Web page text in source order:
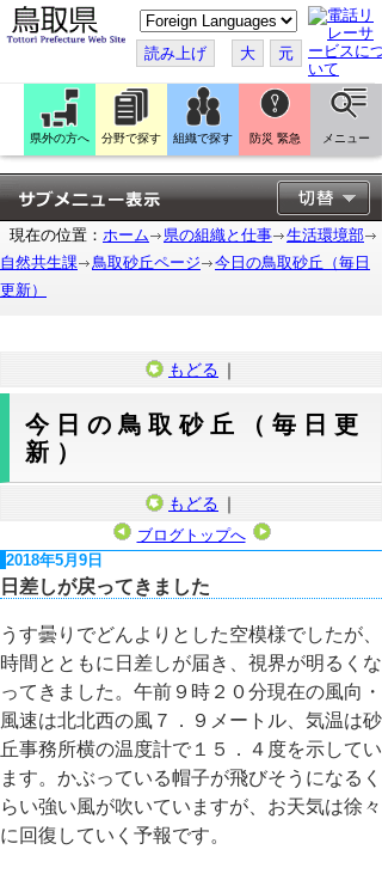
こ
の
ペ
ー
ジ
翻
訳
す
る
読み上げ 大 元
県外の方へ 分野で探す 組織で探す 防災 緊急 メニュー
現在の位置： ホーム 県の組織と仕事
生活環境部
自然共生課
鳥取砂丘ページ
今日の鳥取砂丘（毎日
更新）
もどる ｜
今日の鳥取砂丘（毎日更
新）
もどる ｜
ブログトップへ
2018年5月9日
日差しが戻ってきました
うす曇りでどんよりとした空模様でしたが、
時間とともに日差しが届き、視界が明るくな
ってきました。午前９時２０分現在の風向・
風速は北北西の風７．９メートル、気温は砂
丘事務所横の温度計で１５．４度を示してい
ます。かぶっている帽子が飛びそうになるく
らい強い風が吹いていますが、お天気は徐々
に回復していく予報です。